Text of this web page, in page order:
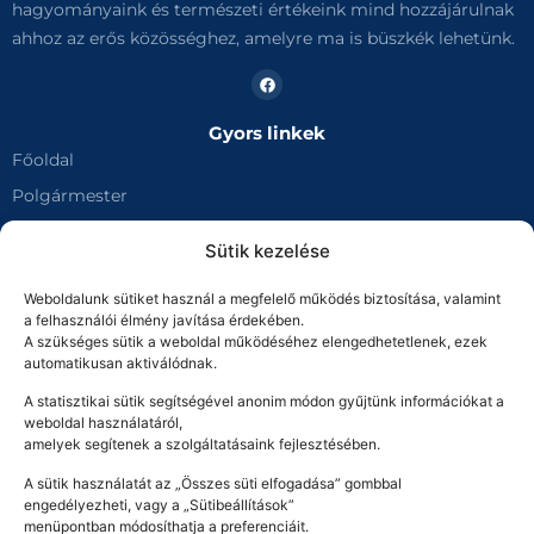
Sütik kezelése
Weboldalunk sütiket használ a megfelelő működés biztosítása, valamint
a felhasználói élmény javítása érdekében.
A szükséges sütik a weboldal működéséhez elengedhetetlenek, ezek
automatikusan aktiválódnak.
A statisztikai sütik segítségével anonim módon gyűjtünk információkat a
weboldal használatáról,
amelyek segítenek a szolgáltatásaink fejlesztésében.
A sütik használatát az „Összes süti elfogadása” gombbal
engedélyezheti, vagy a „Sütibeállítások”
menüpontban módosíthatja a preferenciáit.
Iparűzési adó
Kommunális adó
11737007-15366612-03920000
Telekadó
Idegenforgalmi adó
11737007-15366612-03090000
hagyományaink és természeti értékeink mind hozzájárulnak
ahhoz az erős közösséghez, amelyre ma is büszkék lehetünk.
Gyors linkek
Főoldal
Polgármester
Ügyfélfogadás
Projektek
Akadálymentességi nyilatkozat
Közadatkereső
Történelem
Látnivalók